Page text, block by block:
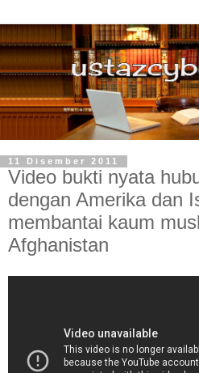
11 Disember 2011
Video bukti nyata
dengan Amerika dan
membantai kaum
Afghanistan